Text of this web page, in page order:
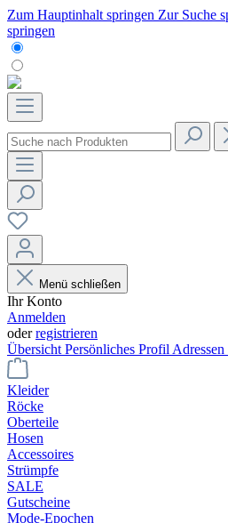
Zum Hauptinhalt springen Zur Suche
springen
Menü schließen
Ihr Konto
Anmelden
oderregistrieren
Übersicht Persönliches Profil Adressen
Kleider
Röcke
Oberteile
Hosen
Accessoires
Strümpfe
SALE
Gutscheine
Mode-Epochen